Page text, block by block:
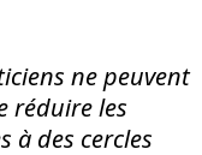
ne peuvent
réduire les
à des cercles